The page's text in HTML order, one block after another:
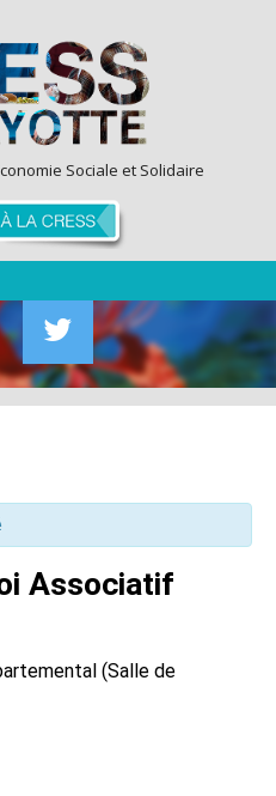
Sociale et Solidaire
Associatif
(Salle de